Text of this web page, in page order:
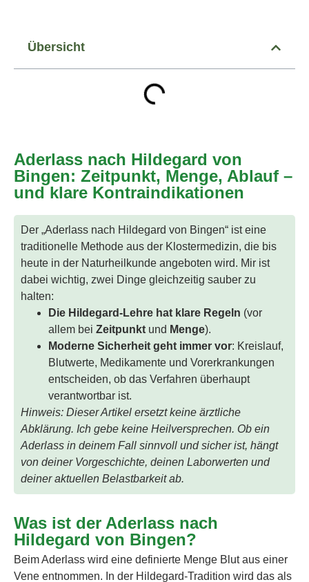
Übersicht
Aderlass nach Hildegard von
Bingen: Zeitpunkt, Menge, Ablauf –
und klare Kontraindikationen
Der „Aderlass nach Hildegard von Bingen“ ist eine
traditionelle Methode aus der Klostermedizin, die bis
heute in der Naturheilkunde angeboten wird. Mir ist
dabei wichtig, zwei Dinge gleichzeitig sauber zu
halten:
Die Hildegard-Lehre hat klare Regeln (vor
allem bei Zeitpunkt und Menge).
Moderne Sicherheit geht immer vor: Kreislauf,
Blutwerte, Medikamente und Vorerkrankungen
entscheiden, ob das Verfahren überhaupt
verantwortbar ist.
Hinweis: Dieser Artikel ersetzt keine ärztliche
Abklärung. Ich gebe keine Heilversprechen. Ob ein
Aderlass in deinem Fall sinnvoll und sicher ist, hängt
von deiner Vorgeschichte, deinen Laborwerten und
deiner aktuellen Belastbarkeit ab.
Was ist der Aderlass nach
Hildegard von Bingen?
Beim Aderlass wird eine definierte Menge Blut aus einer
Vene entnommen. In der Hildegard-Tradition wird das als